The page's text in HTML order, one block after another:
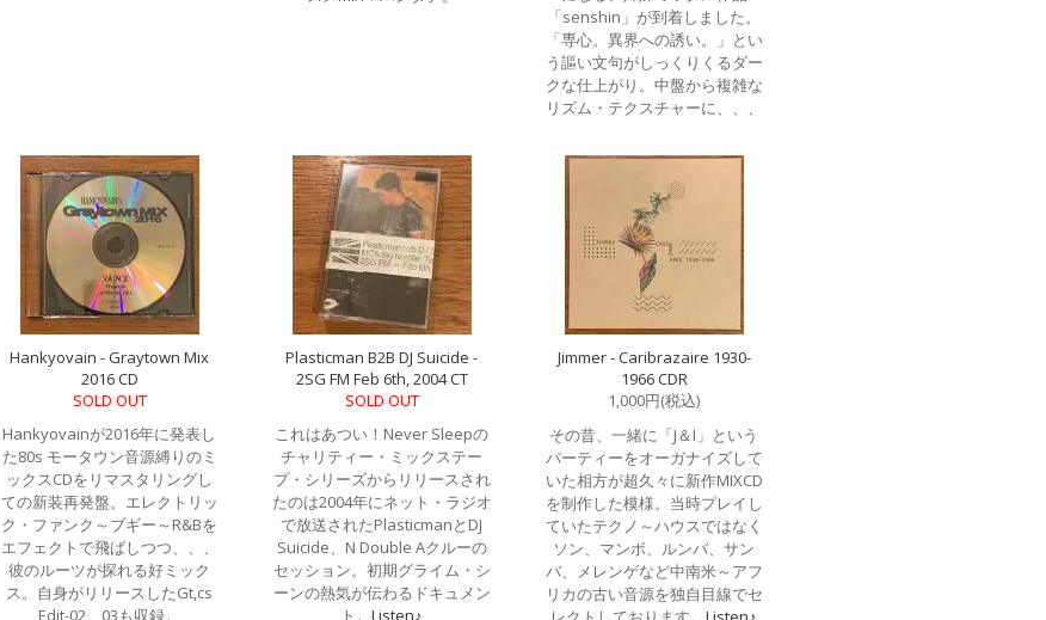
「senshin」が到着しました。
「専心。異界への誘い。」とい
う謳い文句がしっくりくるダー
クな仕上がり。中盤から複雑な
リズム・テクスチャーに、、、
Hankyovain - Graytown Mix
2016 CD
SOLD OUT
Hankyovainが2016年に発表し
た80s モータウン音源縛りのミ
ックスCDをリマスタリングし
ての新装再発盤。エレクトリッ
ク・ファンク～ブギー～R&Bを
エフェクトで飛ばしつつ、、、
彼のルーツが探れる好ミック
ス。自身がリリースしたGt,cs
Edit-02、03も収録。
Plasticman B2B DJ Suicide -
2SG FM Feb 6th, 2004 CT
SOLD OUT
これはあつい！Never Sleepの
チャリティー・ミックステー
プ・シリーズからリリースされ
たのは2004年にネット・ラジオ
で放送されたPlasticmanとDJ
Suicide、N Double Aクルーの
セッション。初期グライム・シ
ーンの熱気が伝わるドキュメン
ト。 Listen♪
Jimmer - Caribrazaire 1930-
1966 CDR
1,000円(税込)
その昔、一緒に「J＆I」という
パーティーをオーガナイズして
いた相方が超久々に新作MIXCD
を制作した模様。当時プレイし
ていたテクノ～ハウスではなく
ソン、マンボ、ルンバ、サン
バ、メレンゲなど中南米～アフ
リカの古い音源を独自目線でセ